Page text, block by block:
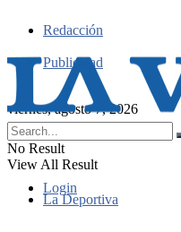
Redacción
Publicidad
viernes, agosto 7, 2026
Login
No Result
View All Result
La Deportiva